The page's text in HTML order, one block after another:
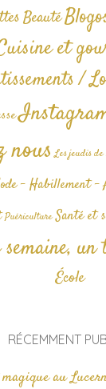
Beauté
et
/
nous Les jeudis
- Habillement -
Puériculture Santé et
semaine, un
École
RÉCEMMENT
au